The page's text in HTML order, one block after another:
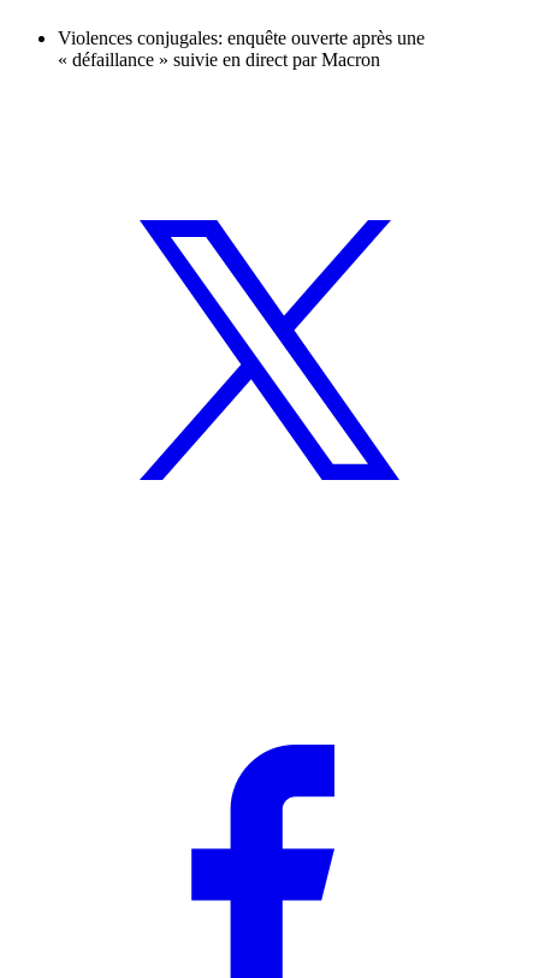
Violences conjugales: enquête ouverte après une
« défaillance » suivie en direct par Macron